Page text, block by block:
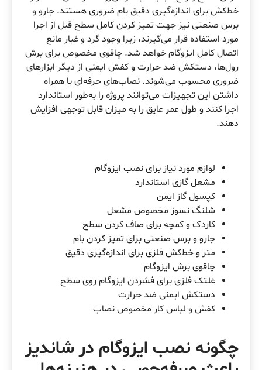
خط‌کش برای اندازه‌گیری دقیق بام ضروری هستند. جارو و
برس صنعتی نیز جهت تمیز کردن کامل سطح قبل از اجرا
مورد استفاده قرار می‌گیرند، زیرا وجود گرد و غبار مانع
اتصال کامل ایزوگام خواهد شد. چاقوی مخصوص برای برش
رول‌ها، دستکش ضد حرارت و کفش ایمنی از دیگر ابزارهای
ضروری محسوب می‌شوند. نصاب‌های حرفه‌ای با همراه
داشتن این تجهیزات می‌توانند پروژه را به‌طور استاندارد
اجرا کنند و طول عمر عایق را به میزان قابل توجهی افزایش
دهند.
لوازم مورد نیاز برای نصب ایزوگام
مشعل گازی استاندارد
کپسول گاز ایمن
شلنگ نسوز مخصوص مشعل
کاردک و کمچه برای صاف کردن سطح
جارو و برس صنعتی برای تمیز کردن بام
متر و خط‌کش فلزی برای اندازه‌گیری دقیق
چاقوی برش ایزوگام
غلتک فلزی برای فشردن ایزوگام روی سطح
دستکش ایمنی ضد حرارت
کفش و لباس کار مخصوص نصاب
چگونه نصب ایزوگام در شاندیز